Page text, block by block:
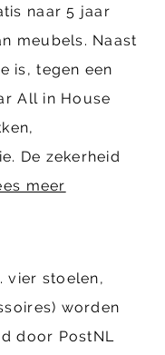
naar 5 jaar
meubels. Naast
is, tegen een
All in House
De zekerheid
meer
vier stoelen,
worden
door PostNL